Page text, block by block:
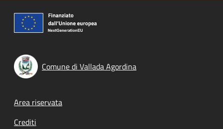
Comune di Vallada Agordina
Footer menu
Area riservata
Crediti